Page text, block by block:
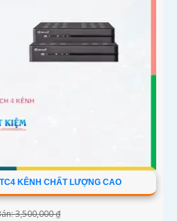
KÊNH CHẤT LƯỢNG CAO
3,500,000 ₫